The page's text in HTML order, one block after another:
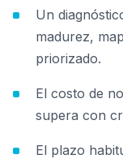
Un
madurez,
priorizado.
El costo de
supera con
El plazo